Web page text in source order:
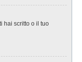
hai scritto o il tuo